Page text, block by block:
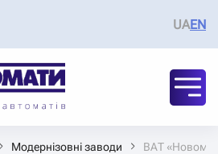
UAEN
Модернізовні заводи ВАТ